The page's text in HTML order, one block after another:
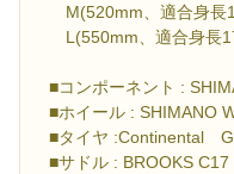
M(520mm、適合身長
L(550mm、適合身長
■コンポーネント :
■ホイール : SHIMANO
■タイヤ :Continental
■サドル : BROOKS C17